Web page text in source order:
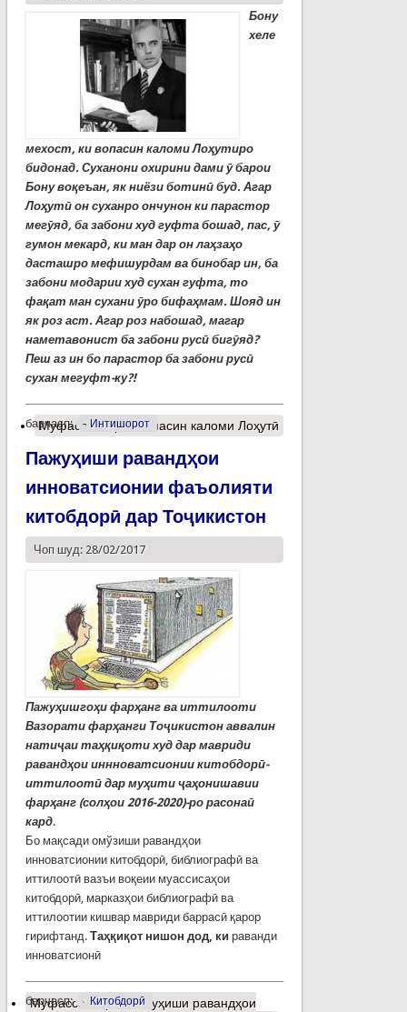
Бону
хеле
мехост, ки вопасин каломи Лоҳутиро
бидонад. Суханони охирини дами ӯ барои
Бону воқеъан, як ниёзи ботинӣ буд. Агар
Лоҳутӣ он суханро ончунон ки парастор
мегӯяд, ба забони худ гуфта бошад, пас, ӯ
гумон мекард, ки ман дар он лаҳзаҳо
дасташро мефишурдам ва бинобар ин, ба
забони модарии худ сухан гуфта, то
фақат ман сухани ӯро бифаҳмам. Шояд ин
як роз аст. Агар роз набошад, магар
наметавонист ба забони русӣ бигӯяд?
Пеш аз ин бо парастор ба забони русӣ
сухан мегуфт-ку?!
барчасп: Интишорот
Муфассалтаро Вопасин каломи Лоҳутӣ
Пажуҳиши равандҳои
инноватсионии фаъолияти
китобдорӣ дар Тоҷикистон
Чоп шуд: 28/02/2017
Пажуҳишгоҳи фарҳанг ва иттилооти
Вазорати фарҳанги Тоҷикистон аввалин
натиҷаи таҳқиқоти худ дар мавриди
равандҳои иннноватсионии китобдорӣ-
иттилоотӣ дар муҳити ҷаҳонишавии
фарҳанг (солҳои 2016-2020)-ро расонаӣ
кард.
Бо мақсади омўзиши равандҳои
инноватсионии китобдорӣ, библиографӣ ва
иттилоотӣ вазъи воқеии муассисаҳои
китобдорӣ, марказҳои библиографӣ ва
иттилоотии кишвар мавриди баррасӣ қарор
гирифтанд. Таҳқиқот нишон дод, ки раванди
инноватсионӣ
барчасп: Китобдорӣ
Муфассалтаро Пажуҳиши равандҳои